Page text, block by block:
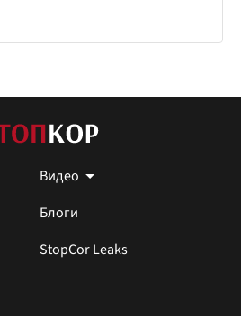
Видео
Блоги
StopCor Leaks